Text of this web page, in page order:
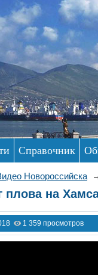
Справочник
Новороссийска
плова на
1 359 просмотров